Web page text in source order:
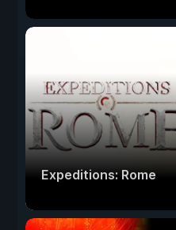
Expeditions: Rome